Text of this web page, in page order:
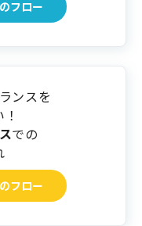
フロー
ンスを
での
フロー